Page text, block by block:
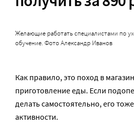
Желающие работать специалистами по
обучение. Фото Александр Иванов
Как правило, это поход в
приготовление еды. Если
делать самостоятельно, его
активности.